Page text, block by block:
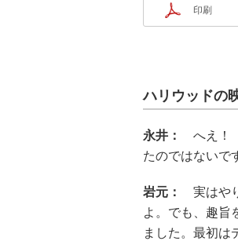
印刷
ハリウッドの
永井：
へえ！
たのではないで
岩元：
実はや
よ。でも、趣旨
ました。最初は